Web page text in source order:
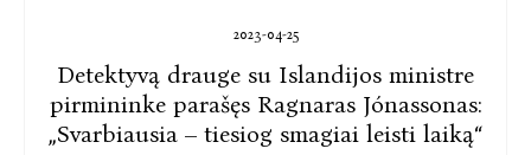
2023-04-25
Detektyvą drauge su Islandijos ministre
pirmininke parašęs Ragnaras Jónassonas:
„Svarbiausia – tiesiog smagiai leisti laiką“